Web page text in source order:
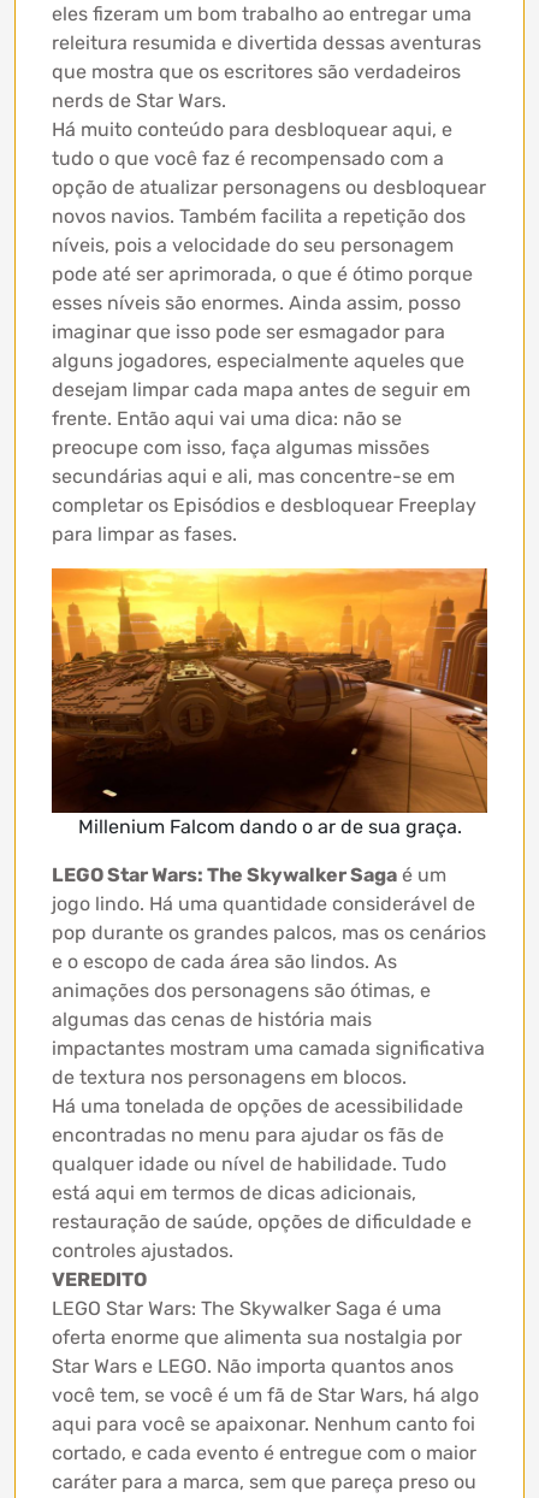
eles fizeram um bom trabalho ao entregar uma
releitura resumida e divertida dessas aventuras
que mostra que os escritores são verdadeiros
nerds de Star Wars.
Há muito conteúdo para desbloquear aqui, e
tudo o que você faz é recompensado com a
opção de atualizar personagens ou desbloquear
novos navios. Também facilita a repetição dos
níveis, pois a velocidade do seu personagem
pode até ser aprimorada, o que é ótimo porque
esses níveis são enormes. Ainda assim, posso
imaginar que isso pode ser esmagador para
alguns jogadores, especialmente aqueles que
desejam limpar cada mapa antes de seguir em
frente. Então aqui vai uma dica: não se
preocupe com isso, faça algumas missões
secundárias aqui e ali, mas concentre-se em
completar os Episódios e desbloquear Freeplay
para limpar as fases.
Millenium Falcom dando o ar de sua graça.
LEGO Star Wars: The Skywalker Saga é um
jogo lindo. Há uma quantidade considerável de
pop durante os grandes palcos, mas os cenários
e o escopo de cada área são lindos. As
animações dos personagens são ótimas, e
algumas das cenas de história mais
impactantes mostram uma camada significativa
de textura nos personagens em blocos.
Há uma tonelada de opções de acessibilidade
encontradas no menu para ajudar os fãs de
qualquer idade ou nível de habilidade. Tudo
está aqui em termos de dicas adicionais,
restauração de saúde, opções de dificuldade e
controles ajustados.
VEREDITO
LEGO Star Wars: The Skywalker Saga é uma
oferta enorme que alimenta sua nostalgia por
Star Wars e LEGO. Não importa quantos anos
você tem, se você é um fã de Star Wars, há algo
aqui para você se apaixonar. Nenhum canto foi
cortado, e cada evento é entregue com o maior
caráter para a marca, sem que pareça preso ou